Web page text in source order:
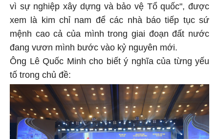
vì sự nghiệp xây dựng và bảo vệ Tổ quốc", được
xem là kim chỉ nam để các nhà báo tiếp tục sứ
mệnh cao cả của mình trong giai đoạn đất nước
đang vươn mình bước vào kỷ nguyên mới.
Ông Lê Quốc Minh cho biết ý nghĩa của từng yếu
tố trong chủ đề: